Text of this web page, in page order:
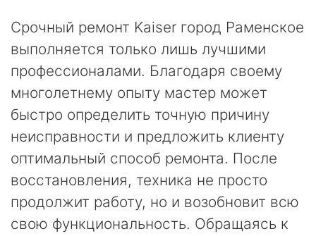
Срочный ремонт Kaiser город Раменское
выполняется только лишь лучшими
профессионалами. Благодаря своему
многолетнему опыту мастер может
быстро определить точную причину
неисправности и предложить клиенту
оптимальный способ ремонта. После
восстановления, техника не просто
продолжит работу, но и возобновит всю
свою функциональность. Обращаясь к